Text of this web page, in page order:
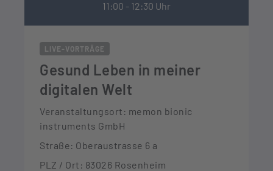
11:00 - 12:30 Uhr
LIVE-VORTRÄGE
Gesund Leben in meiner
digitalen Welt
Veranstaltungsort: memon bionic
instruments GmbH
Straße: Oberaustrasse 6 a
PLZ / Ort: 83026 Rosenheim